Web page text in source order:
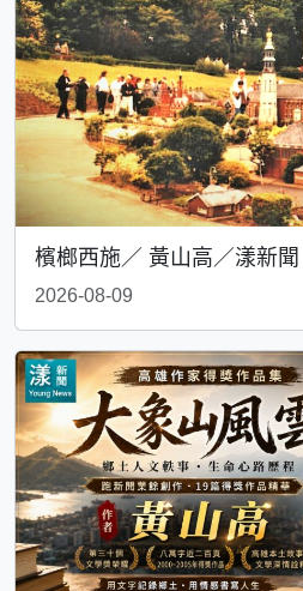
檳榔西施／ 黃山高／漾新聞
2026-08-09